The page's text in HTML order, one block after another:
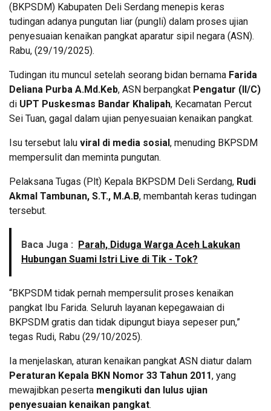
(BKPSDM) Kabupaten Deli Serdang menepis keras
tudingan adanya pungutan liar (pungli) dalam proses ujian
penyesuaian kenaikan pangkat aparatur sipil negara (ASN).
Rabu, (29/19/2025).
Tudingan itu muncul setelah seorang bidan bernama Farida
Deliana Purba A.Md.Keb, ASN berpangkat Pengatur (II/C)
di UPT Puskesmas Bandar Khalipah, Kecamatan Percut
Sei Tuan, gagal dalam ujian penyesuaian kenaikan pangkat.
Isu tersebut lalu viral di media sosial, menuding BKPSDM
mempersulit dan meminta pungutan.
Pelaksana Tugas (Plt) Kepala BKPSDM Deli Serdang, Rudi
Akmal Tambunan, S.T., M.A.B, membantah keras tudingan
tersebut.
Baca Juga : Parah, Diduga Warga Aceh Lakukan
Hubungan Suami Istri Live di Tik - Tok?
“BKPSDM tidak pernah mempersulit proses kenaikan
pangkat Ibu Farida. Seluruh layanan kepegawaian di
BKPSDM gratis dan tidak dipungut biaya sepeser pun,”
tegas Rudi, Rabu (29/10/2025).
Ia menjelaskan, aturan kenaikan pangkat ASN diatur dalam
Peraturan Kepala BKN Nomor 33 Tahun 2011, yang
mewajibkan peserta mengikuti dan lulus ujian
penyesuaian kenaikan pangkat.